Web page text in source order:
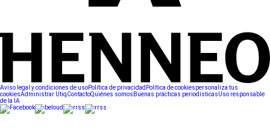
Aviso legal y condiciones de usoPolítica de privacidad Política de cookiespersonaliza tus
cookiesAdministrar UtiqContactoQuiénes somos Buenas prácticas periodísticasUso responsable
de la IA